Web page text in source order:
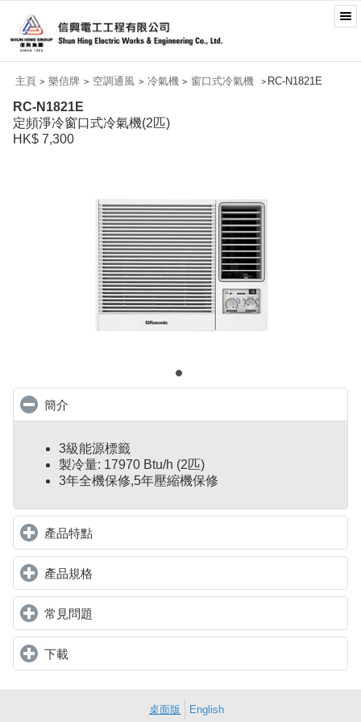
主頁 > 樂信牌 > 空調通風 > 冷氣機 > 窗口式冷氣機 > RC-N1821E
RC-N1821E
定頻淨冷窗口式冷氣機(2匹)
HK$ 7,300
簡介
3級能源標籤
製冷量: 17970 Btu/h (2匹)
3年全機保修,5年壓縮機保修
產品特點click to expand contents
產品規格
常見問題
下載click to expand contents
桌面版 English